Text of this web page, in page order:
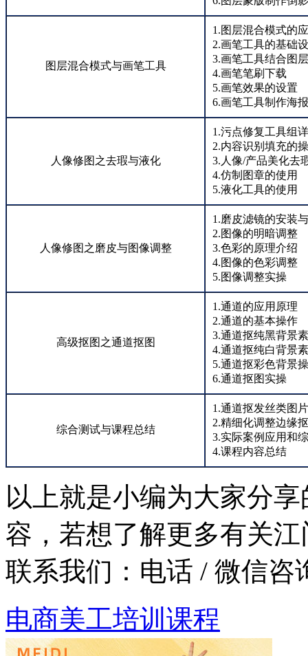
图层混合模式与画笔工具
1.图层混合模式的
2.画笔工具的基础
3.画笔工具结合图
4.画笔笔刷下载
5.画笔效果的设置
6.画笔工具制作海
人像修图之去瑕与液化
1.污点修复工具组
2.内容识别填充的
3.人像/产品美化去
4.仿制图章的使用
5.液化工具的使用
人像修图之磨皮与图像调整
1.磨皮滤镜的安装
2.图像的明暗调整
3.色彩的原理介绍
4.图像的色彩调整
5.图像调整实操
高级抠图之通道抠图
1.通道的应用原理
2.通道的基本操作
3.通道抠纯黑背景
4.通道抠纯白背景
5.通道抠彩色背景
6.通道抠图实操
综合测试与课程总结
1.通道抠发丝类图
2.精细化调整边缘
3.实际案例应用和
4.课程内容总结
以上就是小编为大家分
容，若想了解更多有关
联系我们： 电话 / 微信咨
电商美工培训课程